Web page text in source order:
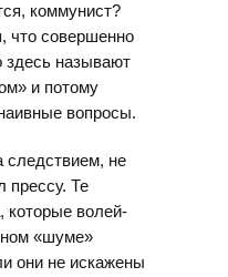
коммунист?
что совершенно
здесь называют
и потому
вопросы.
не
прессу. Те
которые волей-
«шуме»
они не искажены